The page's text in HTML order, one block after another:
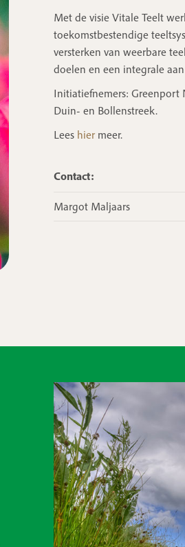
Met de visie Vitale Teelt
toekomstbestendige
versterken van weerbare
doelen en een integrale
Initiatiefnemers: Greenport
Duin- en Bollenstreek.
Lees hiermeer.
Contact:
Margot Maljaars